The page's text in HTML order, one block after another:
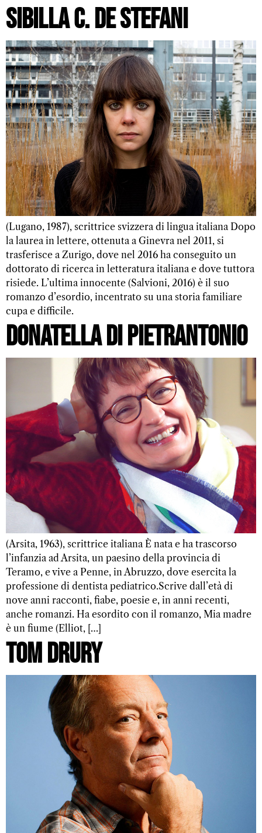
Sibilla C. De Stefani
(Lugano, 1987), scrittrice svizzera di lingua italiana Dopo
la laurea in lettere, ottenuta a Ginevra nel 2011, si
trasferisce a Zurigo, dove nel 2016 ha conseguito un
dottorato di ricerca in letteratura italiana e dove tuttora
risiede. L’ultima innocente (Salvioni, 2016) è il suo
romanzo d’esordio, incentrato su una storia familiare
cupa e difficile.
Donatella Di Pietrantonio
(Arsita, 1963), scrittrice italiana È nata e ha trascorso
l’infanzia ad Arsita, un paesino della provincia di
Teramo, e vive a Penne, in Abruzzo, dove esercita la
professione di dentista pediatrico.Scrive dall’età di
nove anni racconti, fiabe, poesie e, in anni recenti,
anche romanzi. Ha esordito con il romanzo, Mia madre
è un fiume (Elliot, […]
Tom Drury